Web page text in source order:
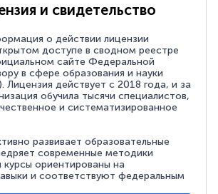
и свидетельство
о действии лицензии
доступе в сводном реестре
сайте Федеральной
в сфере образования и науки
Лицензия действует с 2018 года, и за
обучила тысячи специалистов,
и систематизированное
развивает образовательные
современные методики
ориентированы на
и соответствуют федеральным